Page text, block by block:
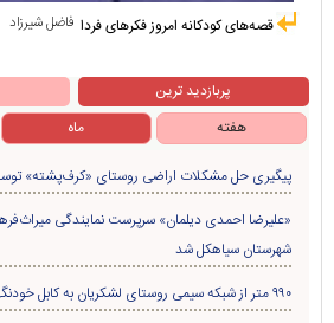
فاضل شیرزاد قصه‌های کودکانه امروز فکرهای فردا
پربازدید ترین
هفته
ماه
پیگیری حل مشکلات اراضی روستای «کرف‌پشته»
«علیرضا احمدی دیلمان» سرپرست نمایندگی
شهرستان سیاهکل شد
۹۹۰ متر از شبکه سیمی روستای لشکریان به کابل خودنگهدار ارتقاء یافت